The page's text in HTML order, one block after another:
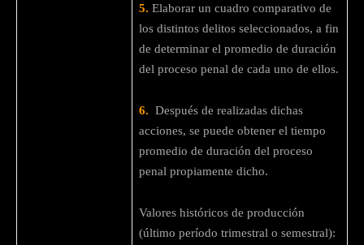
5. Elaborar un cuadro comparativo de
los distintos delitos seleccionados, a fin
de determinar el promedio de duración
del proceso penal de cada uno de ellos.
6. Después de realizadas dichas
acciones, se puede obtener el tiempo
promedio de duración del proceso
penal propiamente dicho.
Valores históricos de producción
(último período trimestral o semestral):